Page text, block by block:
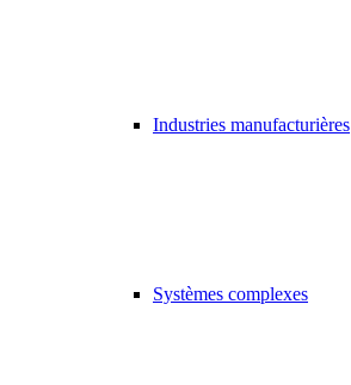
Industries manufacturières
Systèmes complexes